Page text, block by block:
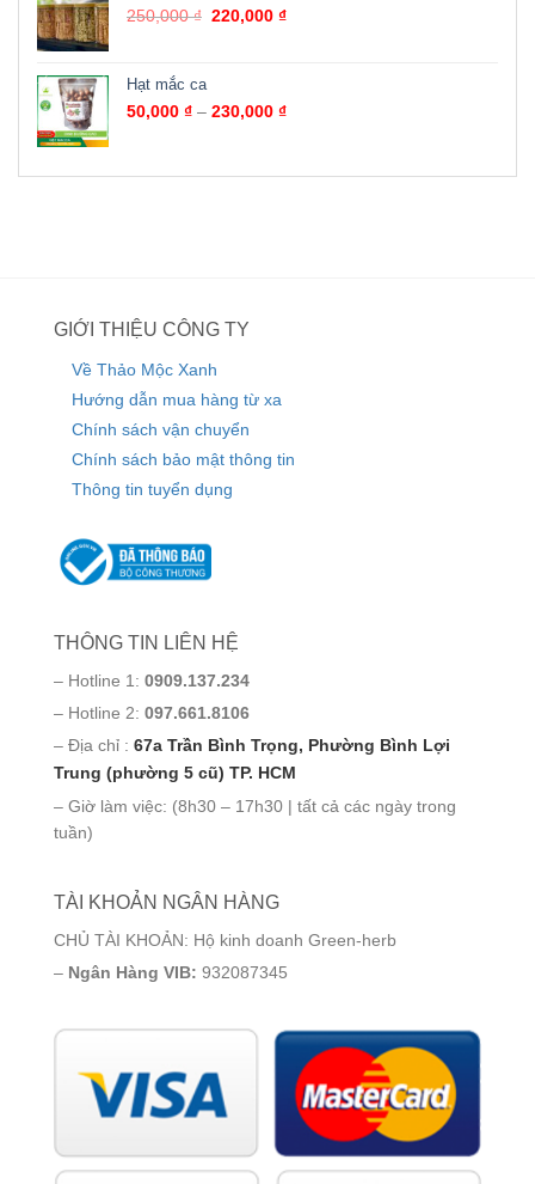
250,000₫ 220,000₫
Hạt mắc ca
50,000 ₫ – 230,000 ₫
GIỚI THIỆU CÔNG TY
Về Thảo Mộc Xanh
Hướng dẫn mua hàng từ xa
Chính sách vận chuyển
Chính sách bảo mật thông tin
Thông tin tuyển dụng
THÔNG TIN LIÊN HỆ
– Hotline 1: 0909.137.234
– Hotline 2: 097.661.8106
– Địa chỉ : 67a Trần Bình Trọng, Phường Bình Lợi
Trung (phường 5 cũ) TP. HCM
– Giờ làm việc: (8h30 – 17h30 | tất cả các ngày trong
tuần)
TÀI KHOẢN NGÂN HÀNG
CHỦ TÀI KHOẢN: Hộ kinh doanh Green-herb
– Ngân Hàng VIB: 932087345